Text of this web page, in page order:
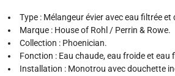
Type : Mélangeur évier avec eau filtrée
Marque : House of Rohl / Perrin & Rowe.
Collection : Phoenician.
Fonction : Eau chaude, eau froide et eau
Installation : Monotrou avec douchette